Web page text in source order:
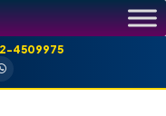
4509975